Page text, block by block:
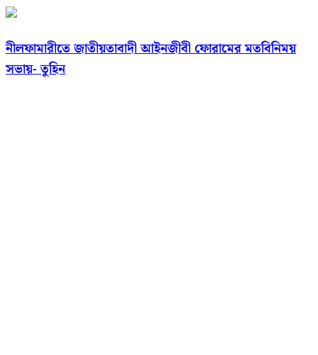
নীলফামারীতে জাতীয়তাবাদী আইনজীবী ফোরামের মতবিনিময়
সভায়- তুহিন